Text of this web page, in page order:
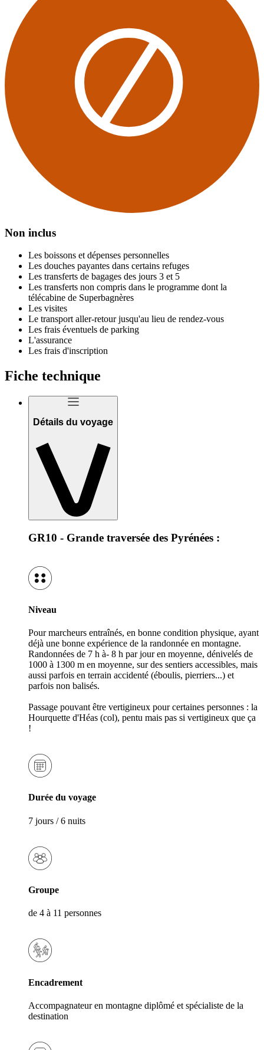
Non inclus
Les boissons et dépenses personnelles
Les douches payantes dans certains refuges
Les transferts de bagages des jours 3 et 5
Les transferts non compris dans le programme dont la
télécabine de Superbagnères
Les visites
Le transport aller-retour jusqu'au lieu de rendez-vous
Les frais éventuels de parking
L'assurance
Les frais d'inscription
Fiche technique
Détails du voyage
GR10 - Grande traversée des Pyrénées :
Niveau
Pour marcheurs entraînés, en bonne condition physique, ayant
déjà une bonne expérience de la randonnée en montagne.
Randonnées de 7 h à- 8 h par jour en moyenne, dénivelés de
1000 à 1300 m en moyenne, sur des sentiers accessibles, mais
aussi parfois en terrain accidenté (éboulis, pierriers...) et
parfois non balisés.
Passage pouvant être vertigineux pour certaines personnes : la
Hourquette d'Héas (col), pentu mais pas si vertigineux que ça
!
Durée du voyage
7 jours / 6 nuits
Groupe
de 4 à 11 personnes
Encadrement
Accompagnateur en montagne diplômé et spécialiste de la
destination